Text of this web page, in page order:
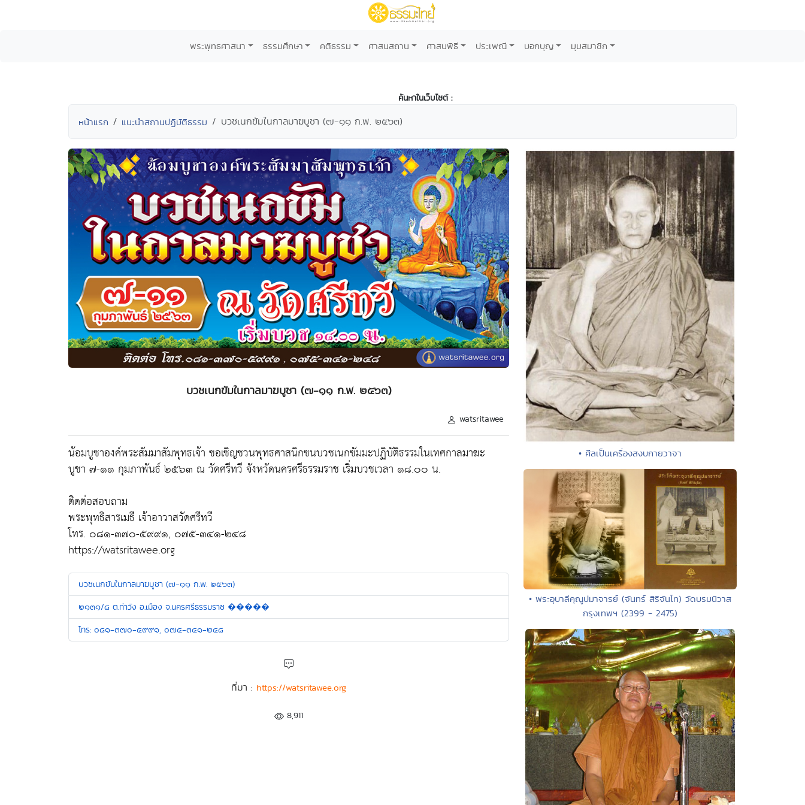
พระพุทธศาสนา ธรรมศึกษา คติธรรม ศาสนสถาน ศาสนพิธี ประเพณี บอกบุญ มุมสมาชิก
ค้นหาในเว็บไซต์ :
หน้าแรก แนะนำสถานปฏิบัติธรรม บวชเนกขัมในกาลมาฆบูชา (๗-๑๑ ก.พ. ๒๕๖๓)
บวชเนกขัมในกาลมาฆบูชา (๗-๑๑ ก.พ. ๒๕๖๓)
watsritawee
น้อมบูชาองค์พระสัมมาสัมพุทธเจ้า ขอเชิญชวนพุทธศาสนิกชนบวชเนกขัมมะปฏิบัติธรรมในเทศกาลมาฆะ
บูชา ๗-๑๑ กุมภาพันธ์ ๒๕๖๓ ณ วัดศรีทวี จังหวัดนครศรีธรรมราช เริ่มบวชเวลา ๑๘.๐๐ น.
ติดต่อสอบถาม
พระพุทธิสารเมธี เจ้าอาวาสวัดศรีทวี
โทร. ๐๘๑-๓๗๐-๕๙๙๑, ๐๗๕-๓๔๑-๒๔๘
https://watsritawee.org
บวชเนกขัมในกาลมาฆบูชา (๗-๑๑ ก.พ. ๒๕๖๓)
๒๑๓๑/๘ ต.ท่าวัง อ.เมือง จ.นครศรีธรรมราช �����
โทร: ๐๘๑-๓๗๐-๕๙๙๑, ๐๗๕-๓๔๑-๒๔๘
ที่มา : https://watsritawee.org
8,911
• ศีลเป็นเครื่องสงบกายวาจา
• พระอุบาลีคุณูปมาจารย์ (จันทร์ สิริจันโท) วัดบรมนิวาส
กรุงเทพฯ (2399 - 2475)